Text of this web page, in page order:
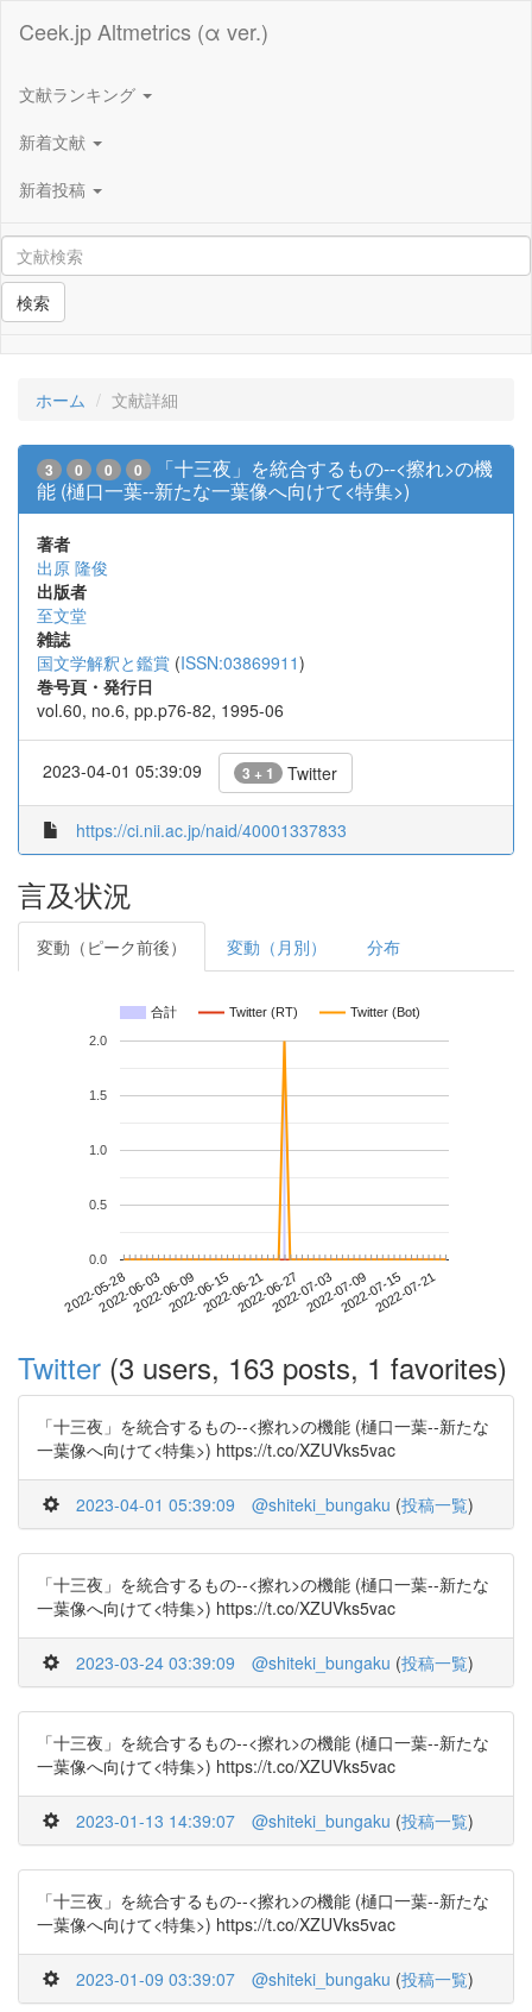
Ceek.jp Altmetrics (α ver.)
文献ランキング
新着文献
新着投稿
検索
ホーム 文献詳細
3 0 0 0
「十三夜」を統合するもの--<擦れ>の機
能 (樋口一葉--新たな一葉像へ向けて<特集>)
著者
出原 隆俊
出版者
至文堂
雑誌
国文学解釈と鑑賞 (ISSN:03869911)
巻号頁・発行日
vol.60, no.6, pp.p76-82, 1995-06
2023-04-01 05:39:09 3 + 1 Twitter
https://ci.nii.ac.jp/naid/40001337833
言及状況
変動（ピーク前後） 変動（月別） 分布
合計 Twitter (RT) Twitter (Bot)
2022-05-282022-06-032022-06-092022-06-152022-06-212022-06-272022-07-032022-07-092022-07-152022-07-21
0.0
0.5
1.0
1.5
2.0
Twitter (3 users, 163 posts, 1 favorites)
「十三夜」を統合するもの--<擦れ>の機能 (樋口一葉--新たな
一葉像へ向けて<特集>) https://t.co/XZUVks5vac
2023-04-01 05:39:09 @shiteki_bungaku (投稿一覧)
「十三夜」を統合するもの--<擦れ>の機能 (樋口一葉--新たな
一葉像へ向けて<特集>) https://t.co/XZUVks5vac
2023-03-24 03:39:09 @shiteki_bungaku (投稿一覧)
「十三夜」を統合するもの--<擦れ>の機能 (樋口一葉--新たな
一葉像へ向けて<特集>) https://t.co/XZUVks5vac
2023-01-13 14:39:07 @shiteki_bungaku (投稿一覧)
「十三夜」を統合するもの--<擦れ>の機能 (樋口一葉--新たな
一葉像へ向けて<特集>) https://t.co/XZUVks5vac
2023-01-09 03:39:07 @shiteki_bungaku (投稿一覧)